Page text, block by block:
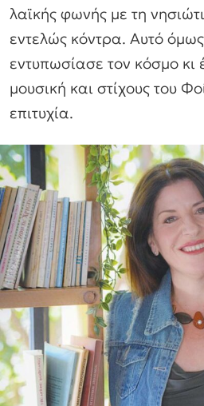
λαϊκής φωνής με τη
εντελώς κόντρα. Αυτό
εντυπωσίασε τον κόσμο κι
μουσική και στίχους του
επιτυχία.